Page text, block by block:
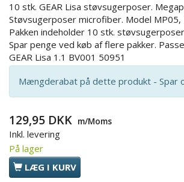
10 stk. GEAR Lisa støvsugerposer.
Støvsugerposer microfiber. Model MP05,
Pakken indeholder 10 stk.
Spar penge ved køb af flere pakker.
GEAR Lisa 1.1 BV001 50951
Mængderabat på dette produkt - Spar
129,95 DKK m/Moms
Inkl. levering
På lager
LÆG I KURV